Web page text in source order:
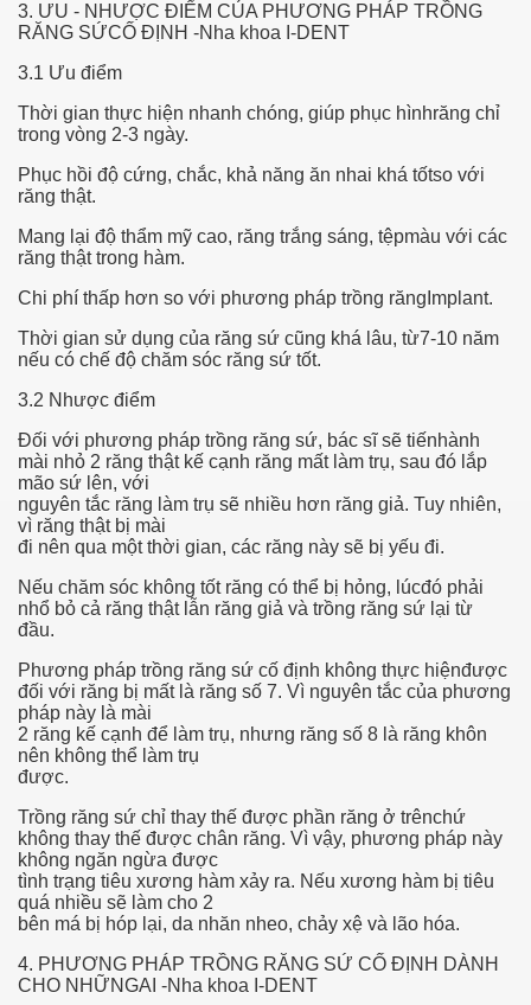
3. ƯU - NHƯỢC ĐIỂM CỦA PHƯƠNG PHÁP TRỒNG
RĂNG SỨCỐ ĐỊNH -Nha khoa I-DENT
3.1 Ưu điểm
Thời gian thực hiện nhanh chóng, giúp phục hìnhrăng chỉ
trong vòng 2-3 ngày.
Phục hồi độ cứng, chắc, khả năng ăn nhai khá tốtso với
răng thật.
Mang lại độ thẩm mỹ cao, răng trắng sáng, tệpmàu với các
răng thật trong hàm.
Chi phí thấp hơn so với phương pháp trồng răngImplant.
Thời gian sử dụng của răng sứ cũng khá lâu, từ7-10 năm
nếu có chế độ chăm sóc răng sứ tốt.
3.2 Nhược điểm
Đối với phương pháp trồng răng sứ, bác sĩ sẽ tiếnhành
mài nhỏ 2 răng thật kế cạnh răng mất làm trụ, sau đó lắp
mão sứ lên, với
nguyên tắc răng làm trụ sẽ nhiều hơn răng giả. Tuy nhiên,
vì răng thật bị mài
đi nên qua một thời gian, các răng này sẽ bị yếu đi.
Nếu chăm sóc không tốt răng có thể bị hỏng, lúcđó phải
nhổ bỏ cả răng thật lẫn răng giả và trồng răng sứ lại từ
đầu.
Phương pháp trồng răng sứ cố định không thực hiệnđược
đối với răng bị mất là răng số 7. Vì nguyên tắc của phương
pháp này là mài
2 răng kế cạnh để làm trụ, nhưng răng số 8 là răng khôn
nên không thể làm trụ
được.
Trồng răng sứ chỉ thay thế được phần răng ở trênchứ
không thay thế được chân răng. Vì vậy, phương pháp này
không ngăn ngừa được
tình trạng tiêu xương hàm xảy ra. Nếu xương hàm bị tiêu
quá nhiều sẽ làm cho 2
bên má bị hóp lại, da nhăn nheo, chảy xệ và lão hóa.
4. PHƯƠNG PHÁP TRỒNG RĂNG SỨ CỐ ĐỊNH DÀNH
CHO NHỮNGAI -Nha khoa I-DENT
of Dust Free Floor Sanding
Medicine - from the South african Perception
Ion Batteries Last Longer
Herb
of Marijuana For Arthritis Patients
Trading System
- How They Work
You?
Advertising Organization For Your Organization?
Full Human anatomy Massage at Home
For a Greater Combine!
Instrument - Easily Proofread Any Report!
a Good Essay